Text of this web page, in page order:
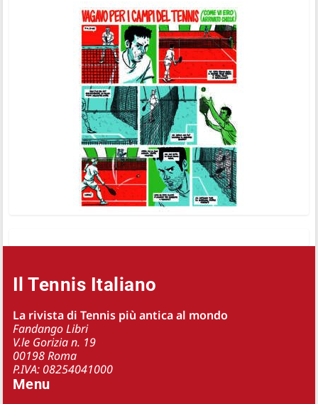
Il Tennis Italiano
La rivista di Tennis più antica al mondo
Fandango Libri
V.le Gorizia n. 19
00198 Roma
P.IVA: 08254041000
Menu